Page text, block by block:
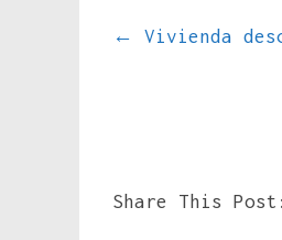
← Vivienda
Share This Post: